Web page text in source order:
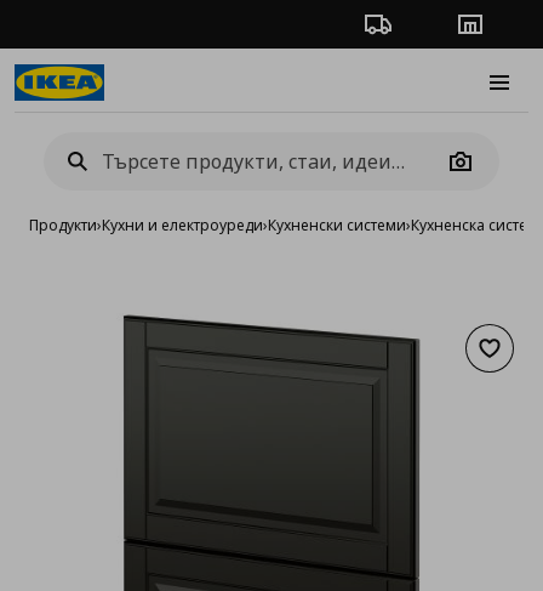
Проследяване на
Camera
Продукти›Кухни и електроуреди›Кухненски системи›Кухненска